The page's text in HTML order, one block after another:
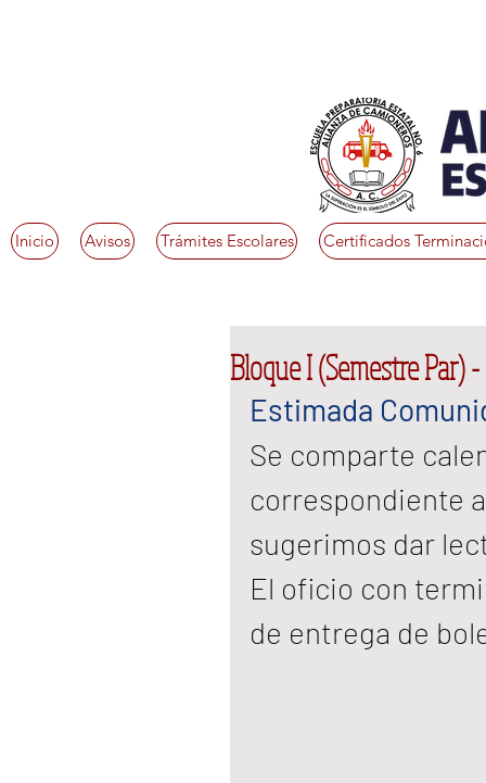
Inicio Avisos Trámites Escolares Certificados
Bloque I (Semestre Par)
Estimada
Se comparte
correspondiente
sugerimos dar
El oficio con
de entrega de